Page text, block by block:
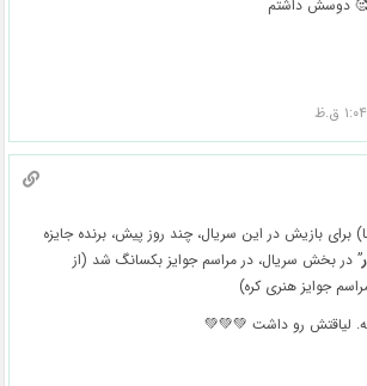
دوسش داشتم
برای بازیش در این سریال، چند روز پیش، برنده جایزه
” در بخش سریال، در مراسم جوایز بکسانگ شد (از
جوایز هنری کره)
لیاقتش رو داشت 💚💚💚